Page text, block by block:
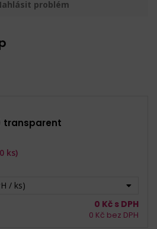
problém
transparent
/ ks)
ks)
0 Kč s DPH
0 Kč bez DPH